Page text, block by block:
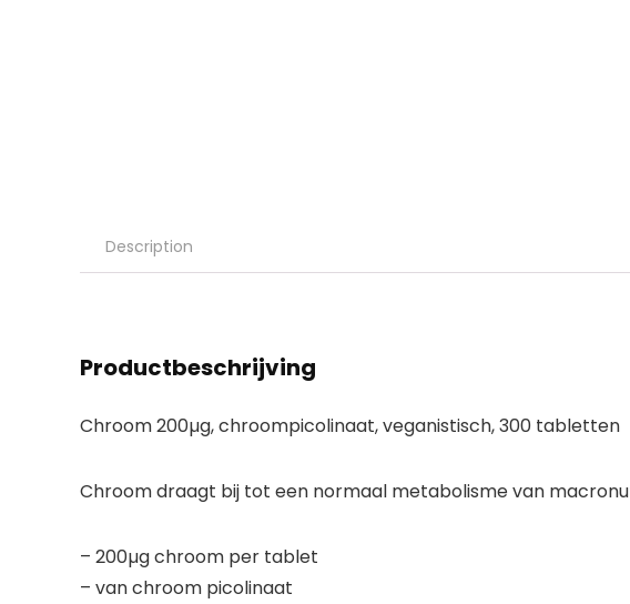
Description
Productbeschrijving
Chroom 200µg, chroompicolinaat, veganistisch, 300 tabletten
Chroom draagt bij tot een normaal metabolisme van
– 200µg chroom per tablet
– van chroom picolinaat